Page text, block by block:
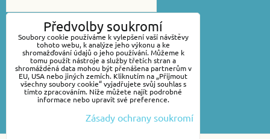
Váš dotaz::*
Předvolby soukromí
Soubory cookie používáme k vylepšení vaší návštěvy
tohoto webu, k analýze jeho výkonu a ke
shromažďování údajů o jeho používání. Můžeme k
tomu použít nástroje a služby třetích stran a
shromážděná data mohou být přenášena partnerům v
EU, USA nebo jiných zemích. Kliknutím na „Přijmout
všechny soubory cookie“ vyjadřujete svůj souhlas s
tímto zpracováním. Níže můžete najít podrobné
informace nebo upravit své preference.
Zásady ochrany soukromí